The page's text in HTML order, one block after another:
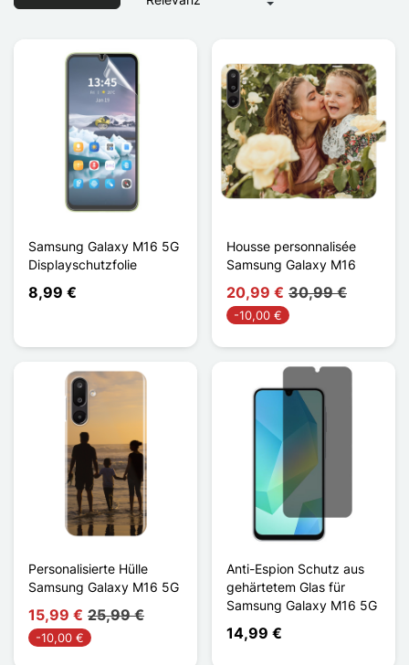
Samsung Galaxy M16 5G
Displayschutzfolie
8,99 €
Housse personnalisée
Samsung Galaxy M16
20,99 € 30,99 €
-10,00 €
Personalisierte Hülle
Samsung Galaxy M16 5G
15,99 € 25,99 €
-10,00 €
Anti-Espion Schutz aus
gehärtetem Glas für
Samsung Galaxy M16 5G
14,99 €